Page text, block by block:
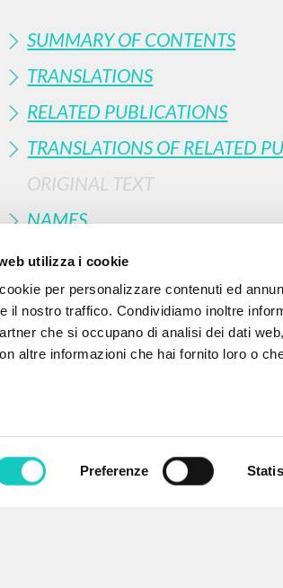
utilizza i cookie
per personalizzare contenuti ed
il nostro traffico. Condividiamo inoltre
che si occupano di analisi dei dati
altre informazioni che hai fornito loro o
Preferenze
SUMMARY OF CONTENTS
TRANSLATIONS
RELATED PUBLICATIONS
TRANSLATIONS OF RELATED
ORIGINAL TEXT
NAMES
View
LANGUAGE